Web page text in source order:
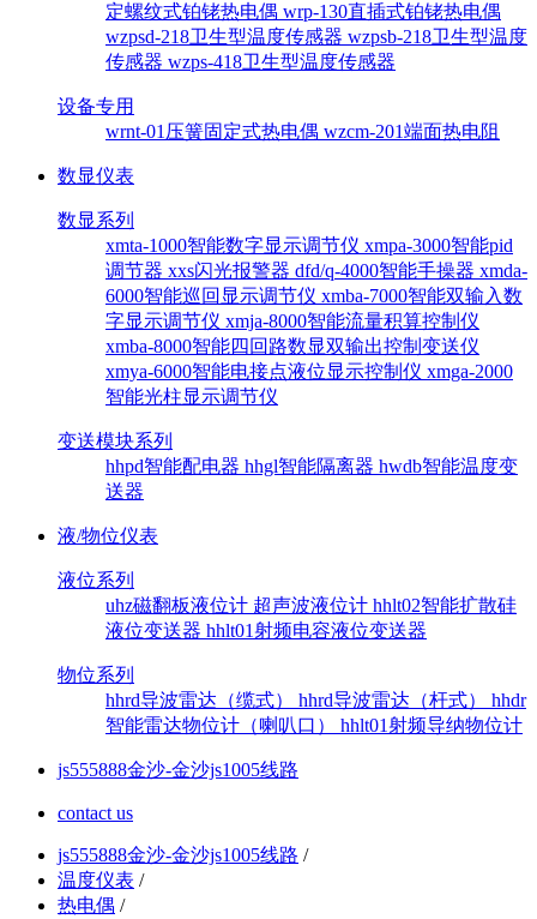
定螺纹式铂铑热电偶 wrp-130直插式铂铑热电偶
wzpsd-218卫生型温度传感器 wzpsb-218卫生型温度
传感器 wzps-418卫生型温度传感器
设备专用
wrnt-01压簧固定式热电偶 wzcm-201端面热电阻
数显仪表
数显系列
xmta-1000智能数字显示调节仪 xmpa-3000智能pid
调节器 xxs闪光报警器 dfd/q-4000智能手操器 xmda-
6000智能巡回显示调节仪 xmba-7000智能双输入数
字显示调节仪 xmja-8000智能流量积算控制仪
xmba-8000智能四回路数显双输出控制变送仪
xmya-6000智能电接点液位显示控制仪 xmga-2000
智能光柱显示调节仪
变送模块系列
hhpd智能配电器 hhgl智能隔离器 hwdb智能温度变
送器
液/物位仪表
液位系列
uhz磁翻板液位计 超声波液位计 hhlt02智能扩散硅
液位变送器 hhlt01射频电容液位变送器
物位系列
hhrd导波雷达（缆式） hhrd导波雷达（杆式） hhdr
智能雷达物位计（喇叭口） hhlt01射频导纳物位计
js555888金沙-金沙js1005线路
contact us
js555888金沙-金沙js1005线路 /
温度仪表 /
热电偶 /